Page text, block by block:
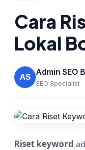
Cara
Lokal
AS Admin SEO
SEO Specialist
Riset keyword